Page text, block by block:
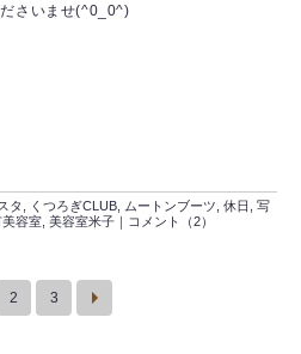
さいませ(^0_0^)
タ くつろぎCLUB ムートンブーツ 休日
写
容室 美容室米子 ｜ コメント（2）
2 3